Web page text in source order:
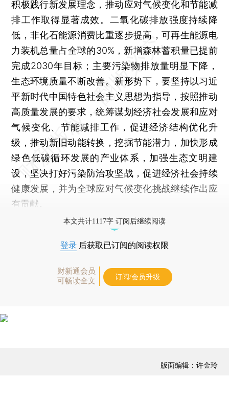
积极践行新发展理念，推动应对气候变化和节能减
排工作取得显著成效。二氧化碳排放强度持续降
低，非化石能源消费比重逐步提高，可再生能源电
力装机总量占全球的30%，新增森林蓄积量已提前
完成2030年目标；主要污染物排放量明显下降，
生态环境质量不断改善。新形势下，要坚持以习近
平新时代中国特色社会主义思想为指导，按照推动
高质量发展的要求，统筹谋划经济社会发展和应对
气候变化、节能减排工作，促进经济结构优化升
级，推动新旧动能转换，挖掘节能潜力，加快形成
绿色低碳循环发展的产业体系，加强生态文明建
设，坚决打好污染防治攻坚战，促进经济社会持续
健康发展，并为全球应对气候变化挑战继续作出应
有贡献。
本文共计1117字 订阅后继续阅读
登录 后获取已订阅的阅读权限
财新通会员
可畅读全文
订阅/会员升级
版面编辑：许金玲